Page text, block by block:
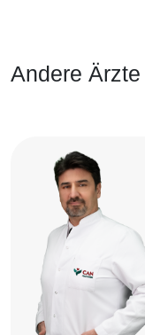
Andere Ärzte